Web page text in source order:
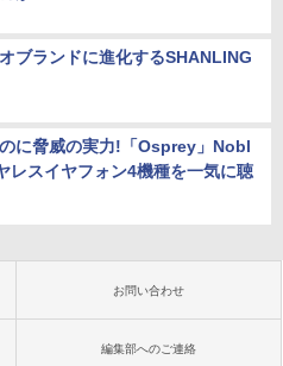
ブランドに進化するSHANLING
に脅威の実力!「Osprey」Nobl
レスイヤフォン4機種を一気に聴
お問い合わせ
編集部へのご連絡